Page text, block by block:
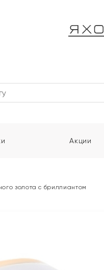
Акции
золота с бриллиантом